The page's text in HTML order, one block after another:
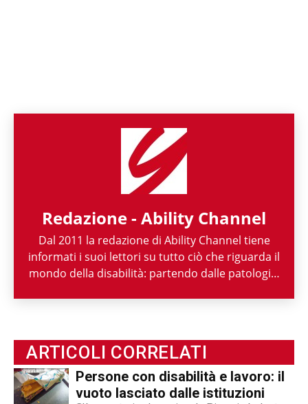
Redazione - Ability Channel
Dal 2011 la redazione di Ability Channel tiene
informati i suoi lettori su tutto ciò che riguarda il
mondo della disabilità: partendo dalle patologie,
l'approccio positivo alla disabilità, una risorsa
fondamentale della nostra società.
ARTICOLI CORRELATI
Persone con disabilità e lavoro: il
vuoto lasciato dalle istituzioni